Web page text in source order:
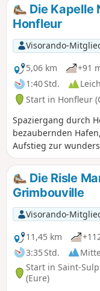
Die Kapelle
Honfleur
Visorando-
5,06 km
+91
1:40 Std.
Start in Honfleur
Spaziergang durch
bezaubernden
Aufstieg zur
Notre-Dame-de-
auf Honfleur, Le
der Seine und die
Die Risle
Grimbouville
Visorando-
11,45 km
3:35 Std.
Start in Saint-
(Eure)